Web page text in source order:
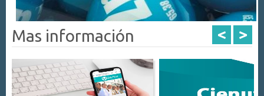
Mas información < >